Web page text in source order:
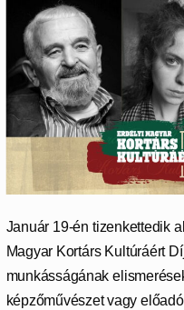
Január 19-én tizenkettedik
Magyar Kortárs Kultúráért
munkásságának
képzőművészet vagy